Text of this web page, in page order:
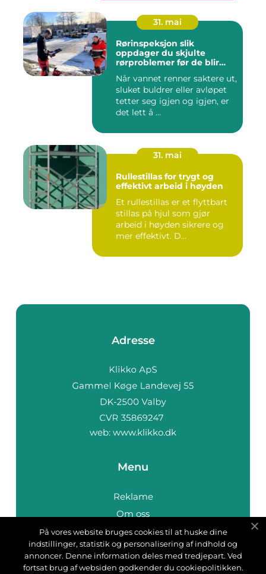
31. mai
Rørinspeksjon slik
oppdager du skjulte
rørproblemer før de blir
Når vannet renner saktere ut,
sluket buldrer eller avløpet
tetter seg igjen og igjen, er
det lett å ...
31. mai
Rullestillas for trygt og
effektivt arbeid i høyden
Et rullestillas er et flyttbart
stillas på hjul som gjør
arbeid i høyden sikrere og
mer effektivt. D...
Adresse
web: www.klikko.dk
Menu
Reklame
Om oss
Cookies
Kontakt Oss
Sitemap
På vores website bruges cookies til at huske dine
indstillinger, statistik og personalisering af indhold og
annoncer. Denne information deles med tredjepart. Ved
fortsat brug af websiden godkender du cookiepolitikken.